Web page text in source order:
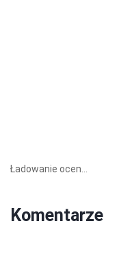
Ładowanie ocen...
Komentarze